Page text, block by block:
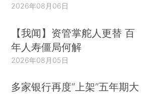
2026年08月06日
【我闻】资管掌舵人更替 百
年人寿僵局何解
2026年08月05日
多家银行再度“上架”五年期大